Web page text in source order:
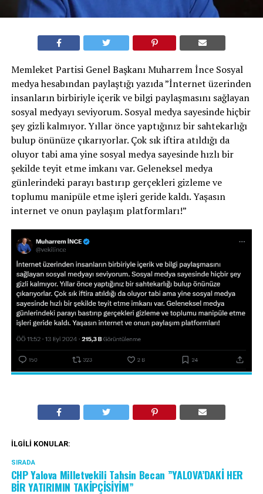
Memleket Partisi Genel Başkanı Muharrem İnce Sosyal
medya hesabından paylaştığı yazıda ”İnternet üzerinden
insanların birbiriyle içerik ve bilgi paylaşmasını sağlayan
sosyal medyayı seviyorum. Sosyal medya sayesinde hiçbir
şey gizli kalmıyor. Yıllar önce yaptığınız bir sahtekarlığı
bulup önünüze çıkarıyorlar. Çok sık iftira atıldığı da
oluyor tabi ama yine sosyal medya sayesinde hızlı bir
şekilde teyit etme imkanı var. Geleneksel medya
günlerindeki parayı bastırıp gerçekleri gizleme ve
toplumu manipüle etme işleri geride kaldı. Yaşasın
internet ve onun paylaşım platformları!”
İLGILI KONULAR:
SIRADA
CHP Yalova Milletvekili Tahsin Becan ”YALOVA’DAKİ HER
BİR YATIRIMIN TAKİPÇİSİYİM”